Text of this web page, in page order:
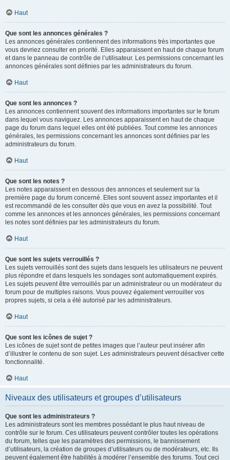
Haut
Que sont les annonces générales ?
Les annonces générales contiennent des informations très importantes que
vous devriez consulter en priorité. Elles apparaissent en haut de chaque forum
et dans le panneau de contrôle de l’utilisateur. Les permissions concernant les
annonces générales sont définies par les administrateurs du forum.
Haut
Que sont les annonces ?
Les annonces contiennent souvent des informations importantes sur le forum
dans lequel vous naviguez. Les annonces apparaissent en haut de chaque
page du forum dans lequel elles ont été publiées. Tout comme les annonces
générales, les permissions concernant les annonces sont définies par les
administrateurs du forum.
Haut
Que sont les notes ?
Les notes apparaissent en dessous des annonces et seulement sur la
première page du forum concerné. Elles sont souvent assez importantes et il
est recommandé de les consulter dès que vous en avez la possibilité. Tout
comme les annonces et les annonces générales, les permissions concernant
les notes sont définies par les administrateurs du forum.
Haut
Que sont les sujets verrouillés ?
Les sujets verrouillés sont des sujets dans lesquels les utilisateurs ne peuvent
plus répondre et dans lesquels les sondages sont automatiquement expirés.
Les sujets peuvent être verrouillés par un administrateur ou un modérateur du
forum pour de multiples raisons. Vous pouvez également verrouiller vos
propres sujets, si cela a été autorisé par les administrateurs.
Haut
Que sont les icônes de sujet ?
Les icônes de sujet sont de petites images que l’auteur peut insérer afin
d’illustrer le contenu de son sujet. Les administrateurs peuvent désactiver cette
fonctionnalité.
Haut
Niveaux des utilisateurs et groupes d’utilisateurs
Que sont les administrateurs ?
Les administrateurs sont les membres possédant le plus haut niveau de
contrôle sur le forum. Ces utilisateurs peuvent contrôler toutes les opérations
du forum, telles que les paramètres des permissions, le bannissement
d’utilisateurs, la création de groupes d’utilisateurs ou de modérateurs, etc. Ils
peuvent également être habilités à modérer l’ensemble des forums. Tout ceci